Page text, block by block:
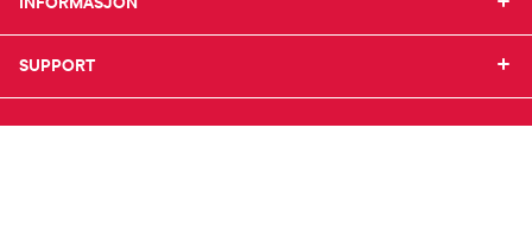
Mine favoritter
Mine resepter
Resepthistorikk
Jobb hos oss
SUPPORT
SUPPORT